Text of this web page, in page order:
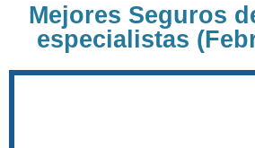
Mejores Seguros
especialistas